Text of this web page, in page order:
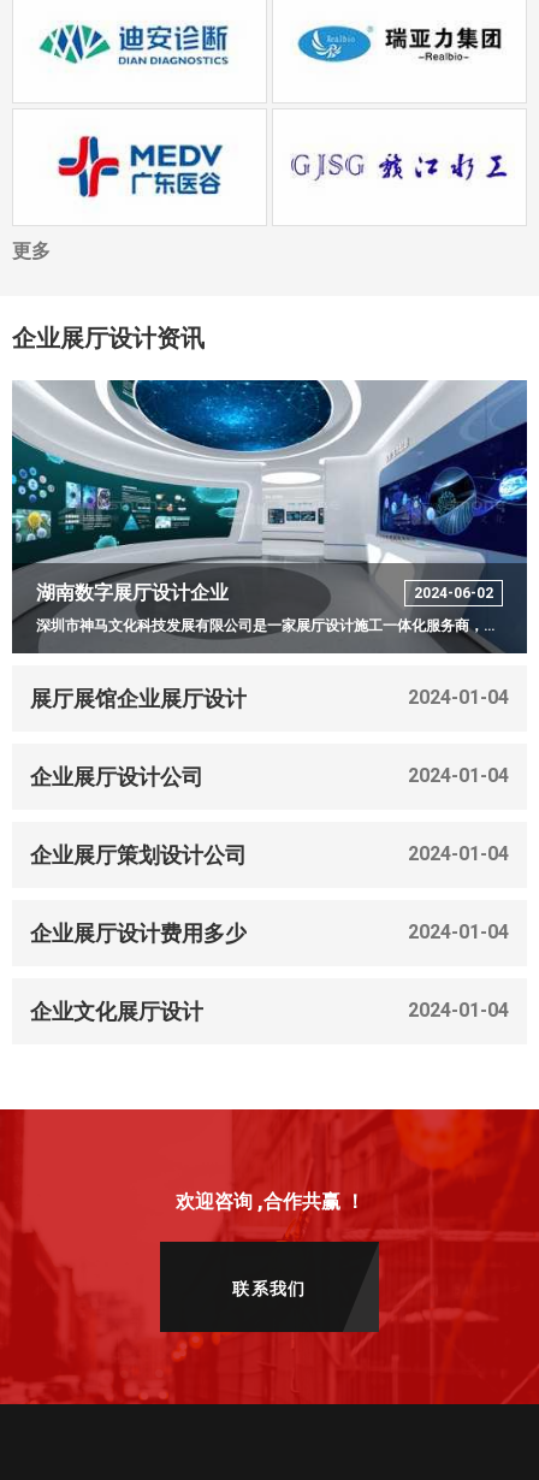
更多
企业展厅设计资讯
湖南数字展厅设计企业
2024-06-02
深圳市神马文化科技发展有限公司是一家展厅设计施工一体化服务商，致力于为企业、产业园、政府部门提供党建展厅、干细胞展厅、数字展馆等多媒体展览展示综合解决方案的设计、策划、研发及一体化综合服务。
展厅展馆企业展厅设计 2024-01-04
企业展厅设计公司 2024-01-04
企业展厅策划设计公司 2024-01-04
企业展厅设计费用多少 2024-01-04
企业文化展厅设计 2024-01-04
欢迎咨询 ,合作共赢 ！
联系我们